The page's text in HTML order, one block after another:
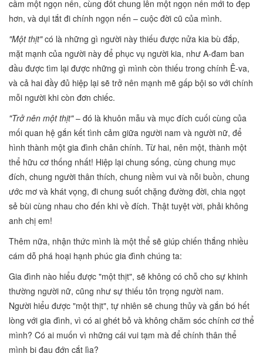
cầm một ngọn nến, cùng đốt chung lên một ngọn nến mới to đẹp
hơn, và dụi tắt đi chính ngọn nến – cuộc đời cũ của mình.
"Một thịt"có là những gì người này thiếu được nửa kia bù đắp,
mặt mạnh của người này để phục vụ người kia, như A-đam ban
đầu được tìm lại được những gì mình còn thiếu trong chính Ê-va,
và cả hai đầy đủ hiệp lại sẽ trở nên mạnh mẽ gấp bội so với chính
mỗi người khi còn đơn chiếc.
"Trở nên một thịt"– đó là khuôn mẫu và mục đích cuối cùng của
mối quan hệ gắn kết tình cảm giữa người nam và người nữ, để
hình thành một gia đình chân chính. Từ hai, nên một, thành một
thể hữu cơ thống nhất! Hiệp lại chung sống, cùng chung mục
đích, chung người thân thích, chung niềm vui và nỗi buồn, chung
ước mơ và khát vọng, đi chung suốt chặng đường đời, chia ngọt
sẻ bùi cùng nhau cho đến khi về đích. Thật tuyệt vời, phải không
anh chị em!
Thêm nữa, nhận thức mình là một thể sẽ giúp chiến thắng nhiều
cám dỗ phá hoại hạnh phúc gia đình chúng ta:
Gia đình nào hiểu được "một thịt", sẽ không có chỗ cho sự khinh
thường người nữ, cũng như sự thiếu tôn trọng người nam.
Người hiểu được "một thịt", tự nhiên sẽ chung thủy và gắn bó hết
lòng với gia đình, vì có ai ghét bỏ và không chăm sóc chính cơ thể
mình? Có ai muốn vì những cái vui tạm mà để chính thân thể
mình bị đau đớn cắt lìa?